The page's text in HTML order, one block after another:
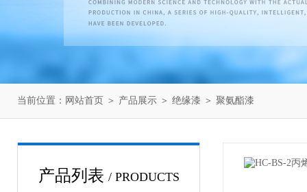
当前位置： 网站首页 ＞ 产品展示 ＞ 绝缘漆 ＞ 聚氨酯漆
产品列表 / PRODUCTS